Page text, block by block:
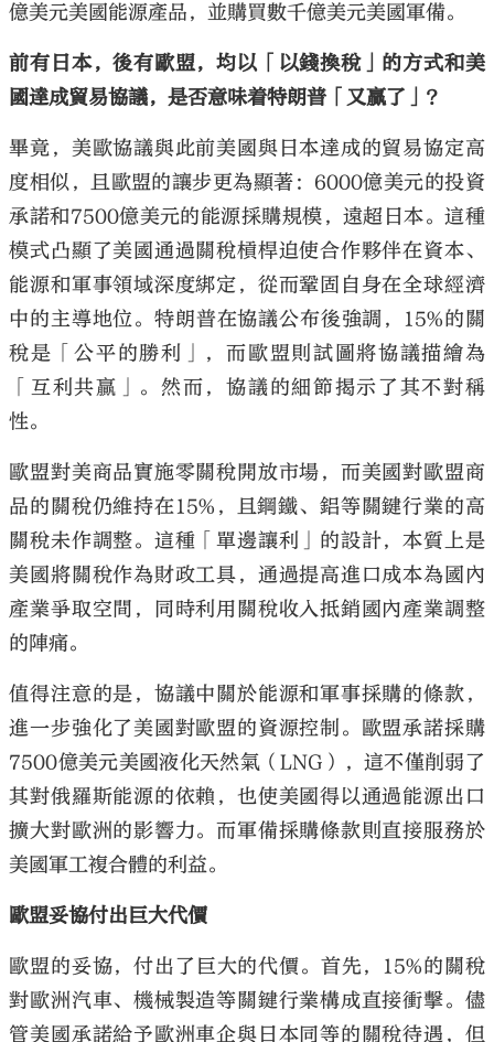
億美元美國能源產品，並購買數千億美元美國軍備。
前有日本，後有歐盟，均以「以錢換稅」的方式和美
國達成貿易協議，是否意味着特朗普「又贏了」？
畢竟，美歐協議與此前美國與日本達成的貿易協定高
度相似，且歐盟的讓步更為顯著：6000億美元的投資
承諾和7500億美元的能源採購規模，遠超日本。這種
模式凸顯了美國通過關稅槓桿迫使合作夥伴在資本、
能源和軍事領域深度綁定，從而鞏固自身在全球經濟
中的主導地位。特朗普在協議公布後強調，15%的關
稅是「公平的勝利」，而歐盟則試圖將協議描繪為
「互利共贏」。然而，協議的細節揭示了其不對稱
性。
歐盟對美商品實施零關稅開放市場，而美國對歐盟商
品的關稅仍維持在15%，且鋼鐵、鋁等關鍵行業的高
關稅未作調整。這種「單邊讓利」的設計，本質上是
美國將關稅作為財政工具，通過提高進口成本為國內
產業爭取空間，同時利用關稅收入抵銷國內產業調整
的陣痛。
值得注意的是，協議中關於能源和軍事採購的條款，
進一步強化了美國對歐盟的資源控制。歐盟承諾採購
7500億美元美國液化天然氣（LNG），這不僅削弱了
其對俄羅斯能源的依賴，也使美國得以通過能源出口
擴大對歐洲的影響力。而軍備採購條款則直接服務於
美國軍工複合體的利益。
歐盟妥協付出巨大代價
歐盟的妥協，付出了巨大的代價。首先，15%的關稅
對歐洲汽車、機械製造等關鍵行業構成直接衝擊。儘
管美國承諾給予歐洲車企與日本同等的關稅待遇，但